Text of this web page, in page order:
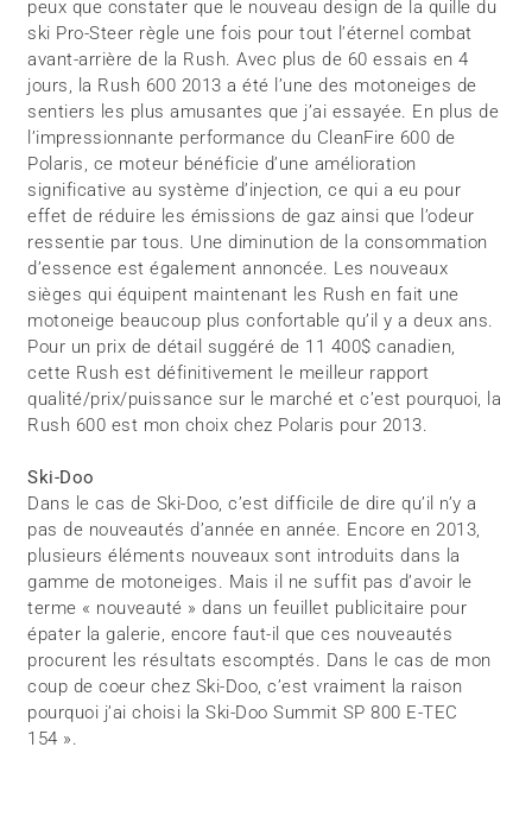
peux que constater que le nouveau design de la quille du
ski Pro-Steer règle une fois pour tout l’éternel combat
avant-arrière de la Rush. Avec plus de 60 essais en 4
jours, la Rush 600 2013 a été l’une des motoneiges de
sentiers les plus amusantes que j’ai essayée. En plus de
l’impressionnante performance du CleanFire 600 de
Polaris, ce moteur bénéficie d’une amélioration
significative au système d’injection, ce qui a eu pour
effet de réduire les émissions de gaz ainsi que l’odeur
ressentie par tous. Une diminution de la consommation
d’essence est également annoncée. Les nouveaux
sièges qui équipent maintenant les Rush en fait une
motoneige beaucoup plus confortable qu’il y a deux ans.
Pour un prix de détail suggéré de 11 400$ canadien,
cette Rush est définitivement le meilleur rapport
qualité/prix/puissance sur le marché et c’est pourquoi, la
Rush 600 est mon choix chez Polaris pour 2013.
Ski-Doo
Dans le cas de Ski-Doo, c’est difficile de dire qu’il n’y a
pas de nouveautés d’année en année. Encore en 2013,
plusieurs éléments nouveaux sont introduits dans la
gamme de motoneiges. Mais il ne suffit pas d’avoir le
terme « nouveauté » dans un feuillet publicitaire pour
épater la galerie, encore faut-il que ces nouveautés
procurent les résultats escomptés. Dans le cas de mon
coup de coeur chez Ski-Doo, c’est vraiment la raison
pourquoi j’ai choisi la Ski-Doo Summit SP 800 E-TEC
154 ».